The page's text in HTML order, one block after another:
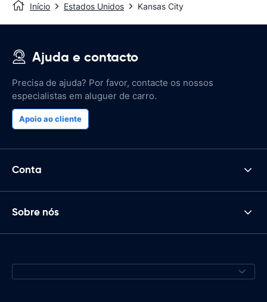
Início Estados Unidos Kansas City
Ajuda e contacto
Precisa de ajuda? Por favor, contacte os nossos
especialistas em aluguer de carro.
Apoio ao cliente
Conta
Sobre nós